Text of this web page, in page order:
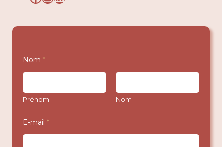
Nom *
Prénom Nom
E-mail *